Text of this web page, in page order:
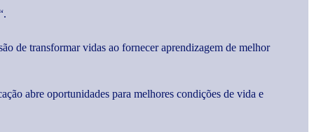
de transformar vidas ao fornecer aprendizagem de melhor
abre oportunidades para melhores condições de vida e